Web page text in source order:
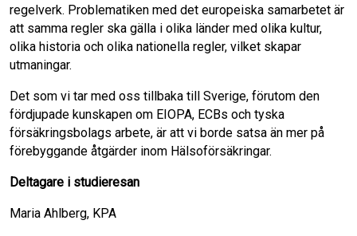
regelverk. Problematiken med det europeiska samarbetet är
att samma regler ska gälla i olika länder med olika kultur,
olika historia och olika nationella regler, vilket skapar
utmaningar.
Det som vi tar med oss tillbaka till Sverige, förutom den
fördjupade kunskapen om EIOPA, ECBs och tyska
försäkringsbolags arbete, är att vi borde satsa än mer på
förebyggande åtgärder inom Hälsoförsäkringar.
Deltagare i studieresan
Maria Ahlberg, KPA